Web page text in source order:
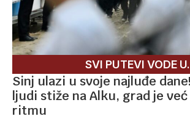
SVI PUTEVI VODE
Sinj ulazi u svoje najluđe
ljudi stiže na Alku, grad je
ritmu